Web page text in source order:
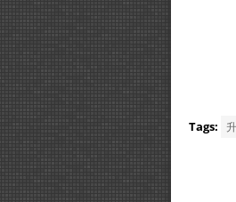
Tags: